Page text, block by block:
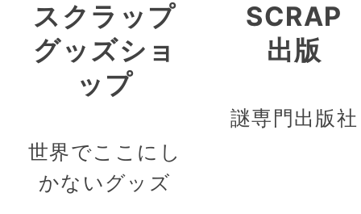
スクラップ
グッズショ
ップ
世界でここにし
かないグッズ
SCRAP
出版
謎専門出版社